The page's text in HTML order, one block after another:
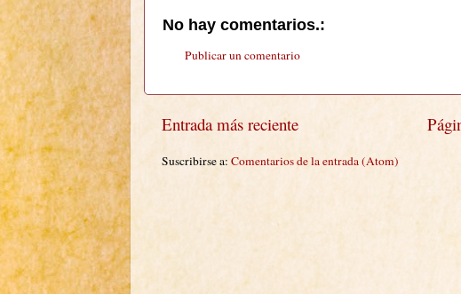
No hay comentarios.:
Publicar un comentario
Entrada más reciente
Suscribirse a: Comentarios de la entrada (Atom)